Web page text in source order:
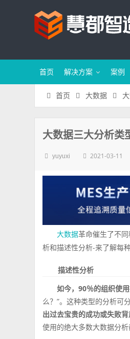
首页 解决方案 案例
首页 大数据
大数据三大分析类
yuyuxi 2021-03-11
大数据革命催生了不
析和描述性分析-来了解每
描述性分析
如今，90％的组织使
么？”。这种类型的分析可
出过去宝贵的成功或失败
使用的绝大多数大数据分析